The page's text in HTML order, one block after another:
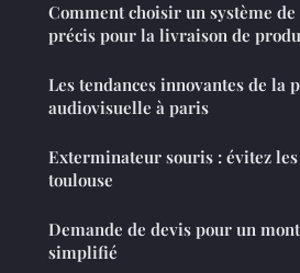
Comment choisir un système
précis pour la livraison de
Les tendances innovantes de la
audiovisuelle à paris
Exterminateur souris : évitez
toulouse
Demande de devis pour un
simplifié